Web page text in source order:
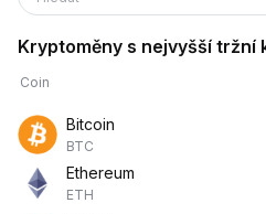
Kryptoměny s nejvyšší tržní
Coin
Bitcoin
BTC
Ethereum
ETH